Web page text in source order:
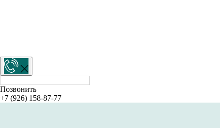
Позвонить
+7 (926) 158-87-77